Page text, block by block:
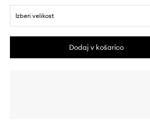
Izberi velikost
Dodaj v košarico